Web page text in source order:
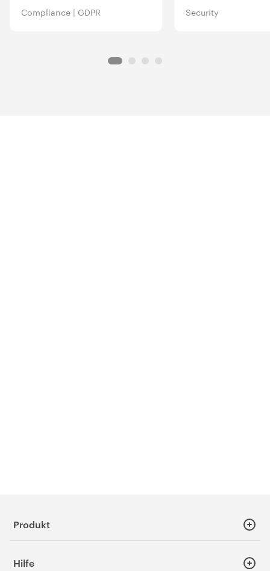
Compliance | GDPR Security
Produkt
SecureCloud für Privatanwender
Hilfe